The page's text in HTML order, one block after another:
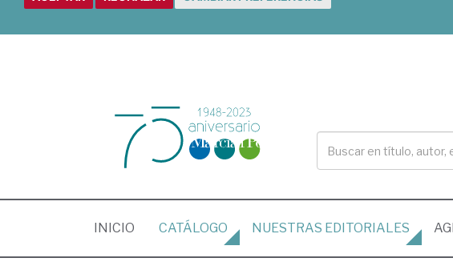
INICIO (CURRENT)
CATÁLOGO NUESTRAS EDITORIALES